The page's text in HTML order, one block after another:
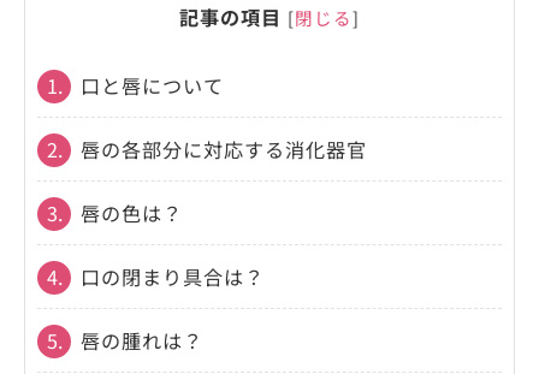
記事の項目 [閉じる]
1. 口と唇について
2. 唇の各部分に対応する消化器官
3. 唇の色は？
4. 口の閉まり具合は？
5. 唇の腫れは？